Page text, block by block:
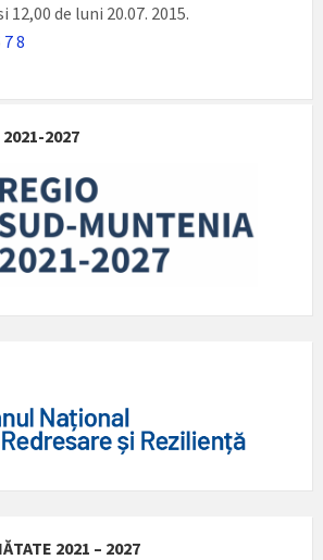
de luni 20.07. 2015.
78
2021-2027
2021 – 2027